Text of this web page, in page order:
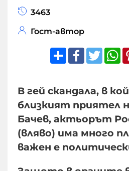
3463
Гост-автор
ShareFacebook
В гей скандала, в
близкият приятел
Бачев, актьорът
(вляво) има много
важен е